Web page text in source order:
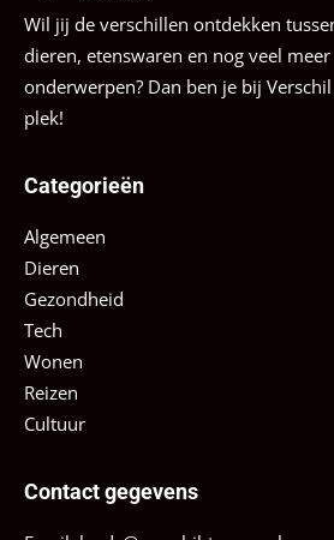
Wil jij de verschillen ontdekken
dieren, etenswaren en nog veel
onderwerpen? Dan ben je bij
plek!
Categorieën
Algemeen
Dieren
Gezondheid
Tech
Wonen
Reizen
Cultuur
Contact gegevens